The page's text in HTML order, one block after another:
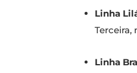
Linha
Linha